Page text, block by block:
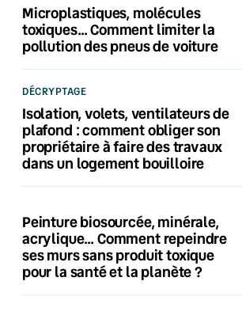
Microplastiques, molécules
toxiques… Comment limiter la
pollution des pneus de voiture
DÉCRYPTAGE
Isolation, volets, ventilateurs de
plafond : comment obliger son
propriétaire à faire des travaux
dans un logement bouilloire
Peinture biosourcée, minérale,
acrylique… Comment repeindre
ses murs sans produit toxique
pour la santé et la planète ?